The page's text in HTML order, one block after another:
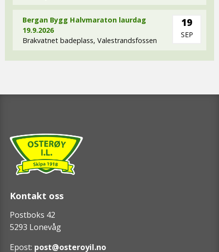
Bergan Bygg Halvmaraton laurdag
19.9.2026
Brakvatnet badeplass, Valestrandsfossen
19
SEP
Kontakt oss
Postboks 42
5293 Lonevåg
Epost: post@osteroyil.no